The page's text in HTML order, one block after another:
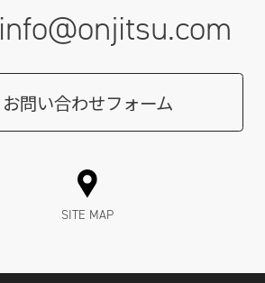
info@onjitsu.com
お問い合わせフォーム
SITE MAP